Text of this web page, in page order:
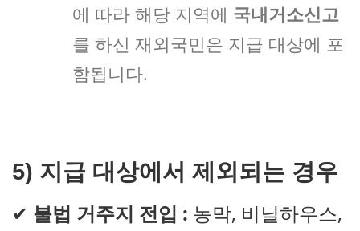
에 따라 해당 지역에 국내거소신고
를 하신 재외국민은 지급 대상에 포
함됩니다.
5) 지급 대상에서 제외되는 경우
✔ 불법 거주지 전입 : 농막, 비닐하우스,